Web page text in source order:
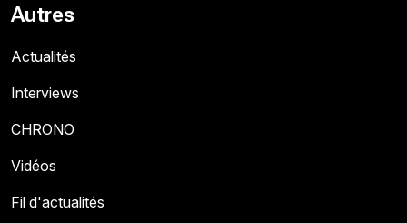
Autres
Actualités
Interviews
CHRONO
Vidéos
Fil d'actualités